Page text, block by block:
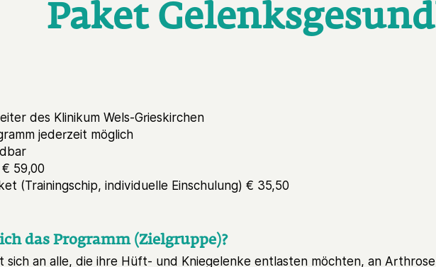
Paket
des Klinikum Wels-Grieskirchen
jederzeit möglich
59,00
(Trainingschip, individuelle Einschulung) € 35,50
das Programm (Zielgruppe)?
sich an alle, die ihre Hüft- und Kniegelenke entlasten möchten, an